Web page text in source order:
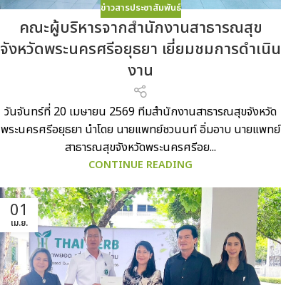
ข่าวสารประชาสัมพันธ์
คณะผู้บริหารจากสำนักงานสาธารณสุข
จังหวัดพระนครศรีอยุธยา เยี่ยมชมการดำเนิน
งาน
วันจันทร์ที่ 20 เมษายน 2569 ทีมสำนักงานสาธารณสุขจังหวัด
พระนครศรีอยุธยา นำโดย นายแพทย์ชวนนท์ อิ่มอาบ นายแพทย์
สาธารณสุขจังหวัดพระนครศรีอย...
CONTINUE READING
01
เม.ย.